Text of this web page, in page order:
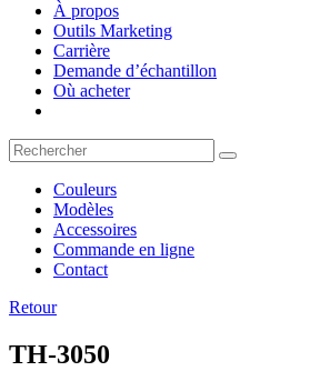
À propos
Outils Marketing
Carrière
Demande d’échantillon
Où acheter
Couleurs
Modèles
Accessoires
Commande en ligne
Contact
Retour
TH-3050